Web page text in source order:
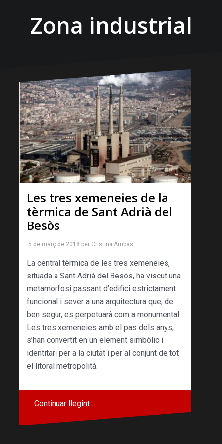
Zona industrial
Les tres xemeneies de la
tèrmica de Sant Adrià del
Besòs
5 de març de 2018 per Cristina Arribas
La central tèrmica de les tres xemeneies,
situada a Sant Adrià del Besós, ha viscut una
metamorfo­si passant d’edifici estrictament
funcional i sever a una arquitectura que, de
ben segur, es perpetuarà com a monumental.
Les tres xemeneies amb el pas dels anys,
s’han con­vertit en un element simbòlic i
identitari per a la ciutat i per al conjunt de tot
el litoral metropolità.
Continuar llegint …